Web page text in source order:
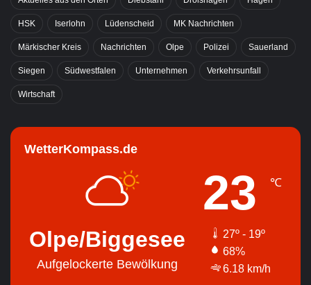
HSK Iserlohn Lüdenscheid MK Nachrichten
Märkischer Kreis Nachrichten Olpe Polizei Sauerland
Siegen Südwestfalen Unternehmen Verkehrsunfall
Wirtschaft
WetterKompass.de
Olpe/Biggesee
Aufgelockerte Bewölkung
23 ℃
27º - 19º
68%
6.18 km/h